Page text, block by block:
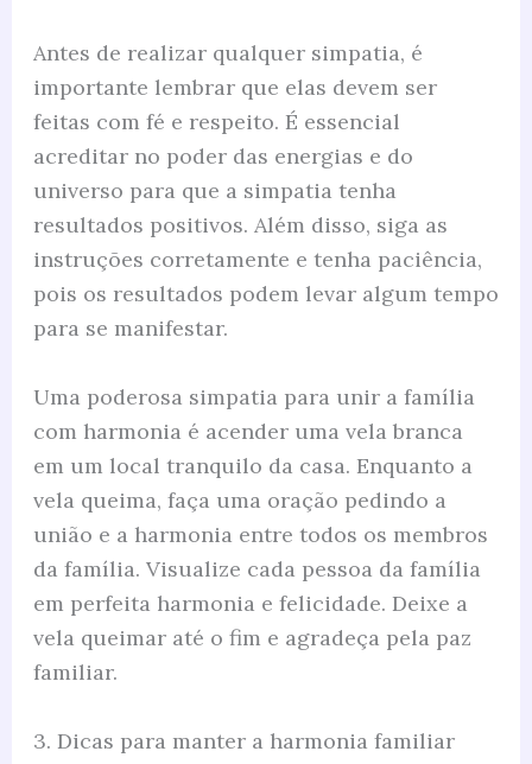
Antes de realizar qualquer simpatia, é
importante lembrar que elas devem ser
feitas com fé e respeito. É essencial
acreditar no poder das energias e do
universo para que a simpatia tenha
resultados positivos. Além disso, siga as
instruções corretamente e tenha paciência,
pois os resultados podem levar algum tempo
para se manifestar.
Uma poderosa simpatia para unir a família
com harmonia é acender uma vela branca
em um local tranquilo da casa. Enquanto a
vela queima, faça uma oração pedindo a
união e a harmonia entre todos os membros
da família. Visualize cada pessoa da família
em perfeita harmonia e felicidade. Deixe a
vela queimar até o fim e agradeça pela paz
familiar.
3. Dicas para manter a harmonia familiar